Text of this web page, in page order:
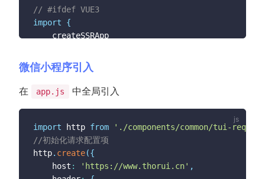
// #ifdef VUE3
import
{
export function
const app
	app
use( store)
		app
}
}
// #endif
微信小程序引入
在 app.js 中全局引入
import http from
'./components/common/tui-
//初始化请求配置项
http. create({
	host
: 'https://www.thorui.cn' ,